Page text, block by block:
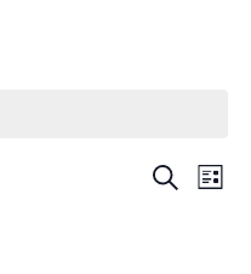
BuscarLista